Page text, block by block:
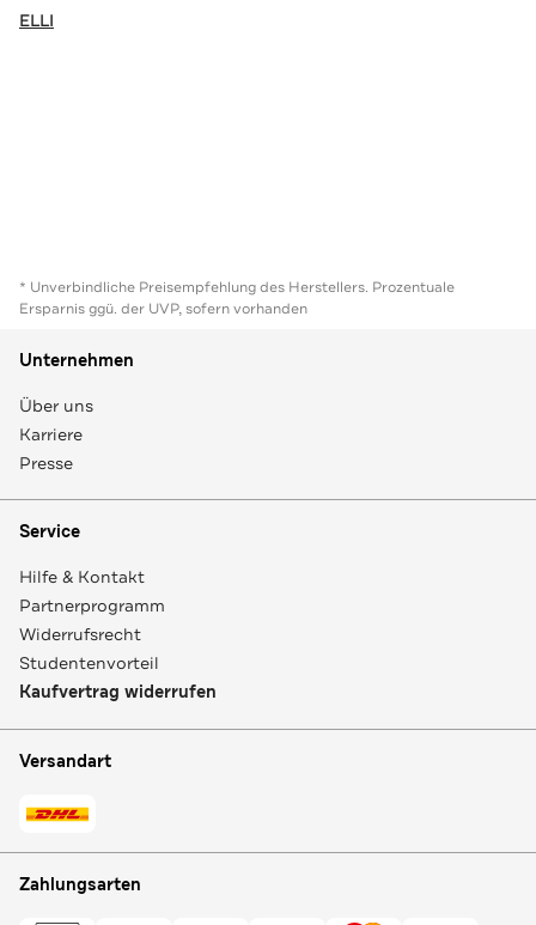
ELLI
* Unverbindliche Preisempfehlung des Herstellers. Prozentuale
Ersparnis ggü. der UVP, sofern vorhanden
Unternehmen
Über uns
Karriere
Presse
Service
Hilfe & Kontakt
Partnerprogramm
Widerrufsrecht
Studentenvorteil
Kaufvertrag widerrufen
Versandart
Zahlungsarten